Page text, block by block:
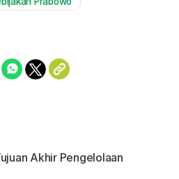
Akhir Pengelolaan